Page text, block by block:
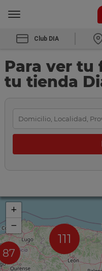
Club DIA
Para ver tu
tu tienda
87
111
+
−